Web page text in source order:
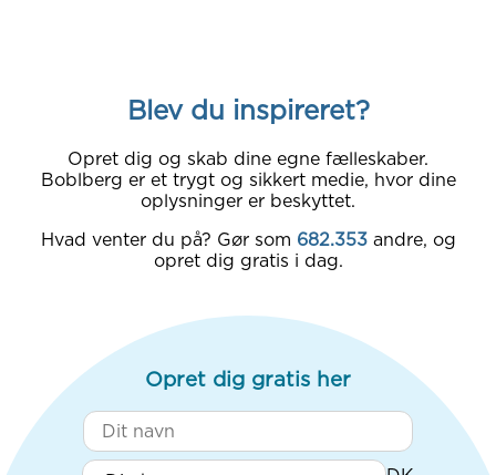
Blev du inspireret?
Opret dig og skab dine egne fælleskaber.
Boblberg er et trygt og sikkert medie, hvor dine
oplysninger er beskyttet.
Hvad venter du på? Gør som 682.353 andre, og
opret dig gratis i dag.
Opret dig gratis her